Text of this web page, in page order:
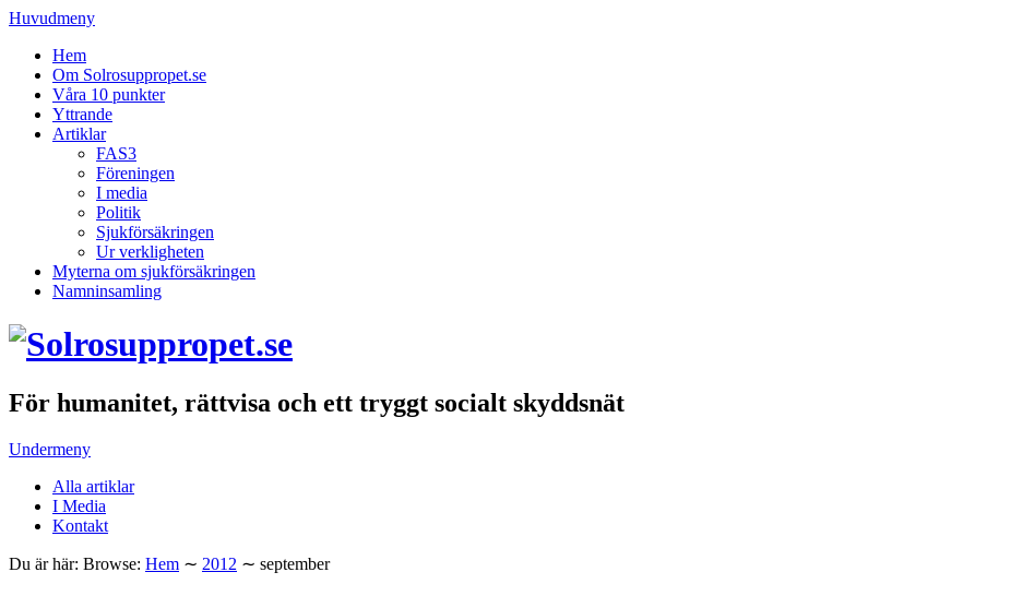
Huvudmeny
Hem
Om Solrosuppropet.se
Våra 10 punkter
Yttrande
Artiklar
FAS3
Föreningen
I media
Politik
Sjukförsäkringen
Ur verkligheten
Myterna om sjukförsäkringen
Namninsamling
För humanitet, rättvisa och ett tryggt socialt skyddsnät
Undermeny
Alla artiklar
I Media
Kontakt
Du är här: Browse: Hem ∼ 2012 ∼ september